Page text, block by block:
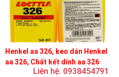
Henkel aa 326, keo dán Henkel
aa 326, Chất kết dính aa 326
Liên hệ: 0938454791